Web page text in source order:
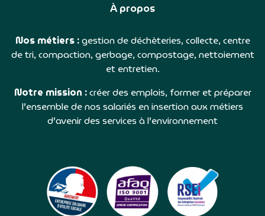
À propos
Nos métiers :gestion de déchèteries, collecte, centre
de tri, compaction, gerbage, compostage, nettoiement
et entretien.
Notre mission :créer des emplois, former et préparer
l’ensemble de nos salariés en insertion aux métiers
d’avenir des services à l’environnement